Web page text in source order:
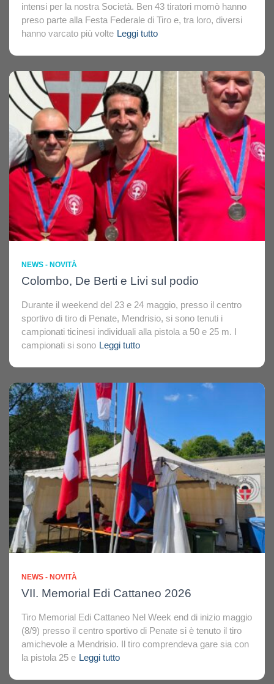
intensi per la nostra Società. Ben 43 tiratori momò hanno
preso parte alla Festa Federale di Tiro e, tra loro, diversi
hanno varcato più volte Leggi tutto
NEWS - NOVITÀ
Colombo, De Berti e Livi sul podio
Durante il weekend del 23 e 24 maggio, presso il centro
sportivo di tiro di Penate, Mendrisio, si sono tenuti i
campionati ticinesi individuali alla pistola a 50 e 25 m. I
campionati si sono Leggi tutto
NEWS - NOVITÀ
VII. Memorial Edi Cattaneo 2026
Tiro Memorial Edi Cattaneo Nel Week end di inizio maggio
(8/9) presso il centro sportivo di Penate si è tenuto il tiro
amichevole a Mendrisio. Il tiro comprendeva gare sia con
la pistola 25 e Leggi tutto